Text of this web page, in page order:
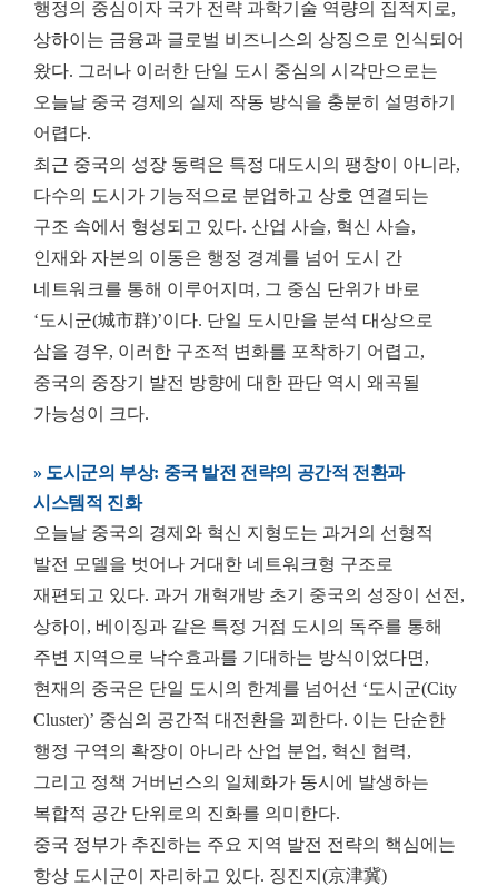
행정의 중심이자 국가 전략 과학기술 역량의 집적지로,
상하이는 금융과 글로벌 비즈니스의 상징으로 인식되어
왔다. 그러나 이러한 단일 도시 중심의 시각만으로는
오늘날 중국 경제의 실제 작동 방식을 충분히 설명하기
어렵다.
최근 중국의 성장 동력은 특정 대도시의 팽창이 아니라,
다수의 도시가 기능적으로 분업하고 상호 연결되는
구조 속에서 형성되고 있다. 산업 사슬, 혁신 사슬,
인재와 자본의 이동은 행정 경계를 넘어 도시 간
네트워크를 통해 이루어지며, 그 중심 단위가 바로
‘도시군(城市群)’이다. 단일 도시만을 분석 대상으로
삼을 경우, 이러한 구조적 변화를 포착하기 어렵고,
중국의 중장기 발전 방향에 대한 판단 역시 왜곡될
가능성이 크다.
» 도시군의 부상: 중국 발전 전략의 공간적 전환과
시스템적 진화
오늘날 중국의 경제와 혁신 지형도는 과거의 선형적
발전 모델을 벗어나 거대한 네트워크형 구조로
재편되고 있다. 과거 개혁개방 초기 중국의 성장이 선전,
상하이, 베이징과 같은 특정 거점 도시의 독주를 통해
주변 지역으로 낙수효과를 기대하는 방식이었다면,
현재의 중국은 단일 도시의 한계를 넘어선 ‘도시군(City
Cluster)’ 중심의 공간적 대전환을 꾀한다. 이는 단순한
행정 구역의 확장이 아니라 산업 분업, 혁신 협력,
그리고 정책 거버넌스의 일체화가 동시에 발생하는
복합적 공간 단위로의 진화를 의미한다.
중국 정부가 추진하는 주요 지역 발전 전략의 핵심에는
항상 도시군이 자리하고 있다. 징진지(京津冀)